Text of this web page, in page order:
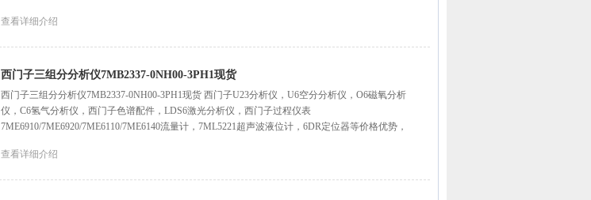
查看详细介绍
西门子三组分分析仪7MB2337-0NH00-3PH1现货
西门子三组分分析仪7MB2337-0NH00-3PH1现货 西门子U23分析仪，U6空分分析仪，O6磁氧分析
仪，C6氢气分析仪，西门子色谱配件，LDS6激光分析仪，西门子过程仪表
7ME6910/7ME6920/7ME6110/7ME6140流量计，7ML5221超声波液位计，6DR定位器等价格优势，
查看详细介绍